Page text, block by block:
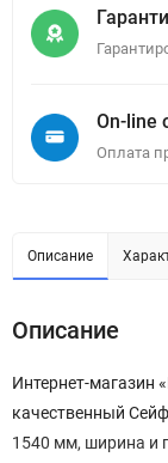
On-line
Оплата
Описание
Описание
Интернет-магазин
качественный
1540 мм, ширина и